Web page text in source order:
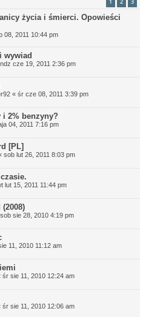
1 2 3
życia i śmierci. Opowieści
08, 2011 10:44 pm
wywiad
ndz cze 19, 2011 2:36 pm
« śr cze 08, 2011 3:39 pm
i 2% benzyny?
04, 2011 7:16 pm
[PL]
sob lut 26, 2011 8:03 pm
lut 15, 2011 11:44 pm
sob sie 28, 2010 4:19 pm
11, 2010 11:12 am
śr sie 11, 2010 12:24 am
śr sie 11, 2010 12:06 am